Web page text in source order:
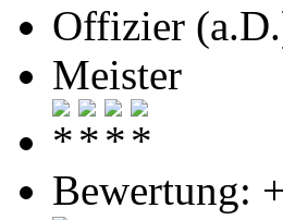
Offizier
Meister
Bewertung: